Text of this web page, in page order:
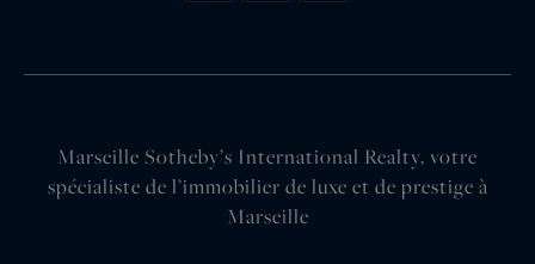
Marseille Sotheby’s International Realty, votre
spécialiste de l’immobilier de luxe et de prestige à
Marseille